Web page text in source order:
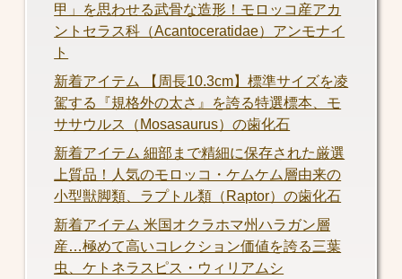
甲」を思わせる武骨な造形！モロッコ産アカ
ントセラス科（Acantoceratidae）アンモナイ
ト
新着アイテム 【周長10.3cm】標準サイズを凌
駕する『規格外の太さ』を誇る特選標本、モ
ササウルス（Mosasaurus）の歯化石
新着アイテム 細部まで精細に保存された厳選
上質品！人気のモロッコ・ケムケム層由来の
小型獣脚類、ラプトル類（Raptor）の歯化石
新着アイテム 米国オクラホマ州ハラガン層
産…極めて高いコレクション価値を誇る三葉
虫、ケトネラスピス・ウィリアムシ